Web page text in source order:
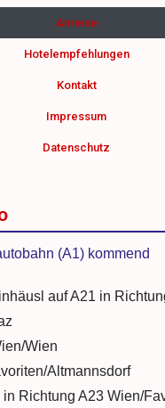
Anreise
Hotelempfehlungen
Kontakt
Impressum
Datenschutz
(A1) kommend
auf A21 in
Wien
Altmannsdorf
in Richtung A23 Wien/